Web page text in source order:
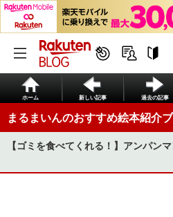
ホーム 新しい記事 過去の記事
まるまいんのおすすめ絵本紹介
【ゴミを食べてくれる！】アンパン